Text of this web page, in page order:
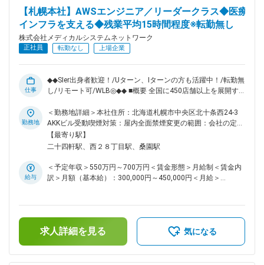
ビス事業を展開しています。地域に根差した医療サービスの提
供を目指し、医薬連携による細やかな 医療・サービスの提供
を行っております。 調剤薬局事業では全国472店舗を展開、医
薬品ネットワーク加盟件数は47都道府県で約11,678件（2025
年11月末）を全国各地で事業を展開しています。 ■就業環境：
ですので、効率のいい働き方も実現可能です。 産休・育休取
得後の復帰率も約98％など、高い定着率が特徴で、長期的な
【札幌本社】AWSエンジニア／リーダークラス◆医療
インフラを支える◆残業平均15時間程度※転勤無し
株式会社メディカルシステムネットワーク
正社員 転勤なし 上場企業
仕事
◆◆SIer出身者歓迎！/Uターン、Iターンの方も活躍中！/転勤無
し/リモート可/WLB◎◆◆ ■概要 全国に450店舗以上を展開す
業を展開する当社にて、クラウドエンジニアとしてご活躍いた
だける方を募集いたします。 ■業務内容 流通システム部に
て、クラウドエンジニアとしてAWSを中心としたクラウドイ
ンフラの設計・構築・運用保守をお任せします。また、AWS
す。 調剤薬局向けの各種自社システムは、店舗数拡大やサー
ビス高度化に伴い、今後さらなる強化を予定。事業成長を支え
取得、技術書購入、外部研修などは会社が費用を負担。新しい
技術への挑戦を後押しする風土があり、「やりたい」と手を挙
げればチャレンジできる環境です。 ■組織構成 システム本部
は59名で構成されており、年齢も20代～50代まで幅広く在籍
フラ領域のスペシャリストとして技術を極める道、またはチー
勤務地
＜勤務地詳細＞本社住所：北海道札幌市中央区北十条西24-3
AKKビル受動喫煙対策：屋内全面禁煙変更の範囲：会社の定め
る事業所（リモートワーク含む）
【最寄り駅】
二十四軒駅、西２８丁目駅、桑園駅
給与
＜予定年収＞550万円～700万円＜賃金形態＞月給制＜賃金内
訳＞月額（基本給）：300,000円～450,000円＜月給＞
支給）賃金はあくまでも目安の金額であり、選考を通じて上下
する可能性があります。月給(月額)は固定手当を含めた表記で
求人詳細を見る 気になる